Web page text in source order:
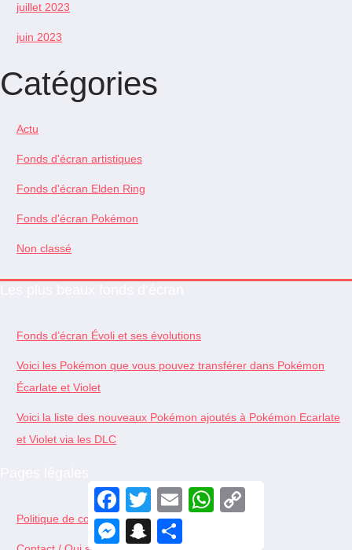
juillet 2023
juin 2023
Catégories
Actu
Fonds d'écran artistiques
Fonds d'écran Elden Ring
Fonds d'écran Pokémon
Non classé
Fonds d’écran Évoli et ses évolutions
Voici les Pokémon que vous pouvez transférer dans Pokémon
Écarlate et Violet
Voici la liste des nouveaux Pokémon ajoutés à Pokémon Ecarlate
et Violet via les DLC
Politique de confidentialité
F
T
E
W
M
S